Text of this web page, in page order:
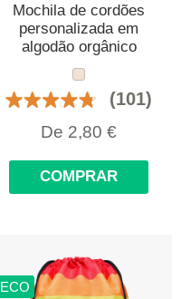
Mochila de cordões
personalizada em
algodão orgânico
(101)
De 2,80 €
COMPRAR
ECO